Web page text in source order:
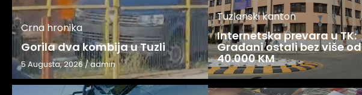
Crna hronika
Gorila dva kombija u Tuzli
5 Augusta, 2026/admin
Tuzlanski kanton
Internetska prevara u TK:
Građani ostali bez više od
40.000 KM